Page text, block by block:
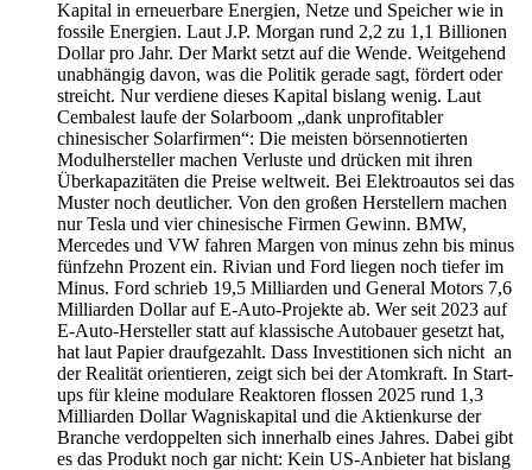
Kapital in erneuerbare Energien, Netze und Speicher wie in
fossile Energien. Laut J.P. Morgan rund 2,2 zu 1,1 Billionen
Dollar pro Jahr. Der Markt setzt auf die Wende. Weitgehend
unabhängig davon, was die Politik gerade sagt, fördert oder
streicht. Nur verdiene dieses Kapital bislang wenig. Laut
Cembalest laufe der Solarboom „dank unprofitabler
chinesischer Solarfirmen“: Die meisten börsennotierten
Modulhersteller machen Verluste und drücken mit ihren
Überkapazitäten die Preise weltweit. Bei Elektroautos sei das
Muster noch deutlicher. Von den großen Herstellern machen
nur Tesla und vier chinesische Firmen Gewinn. BMW,
Mercedes und VW fahren Margen von minus zehn bis minus
fünfzehn Prozent ein. Rivian und Ford liegen noch tiefer im
Minus. Ford schrieb 19,5 Milliarden und General Motors 7,6
Milliarden Dollar auf E-Auto-Projekte ab. Wer seit 2023 auf
E-Auto-Hersteller statt auf klassische Autobauer gesetzt hat,
hat laut Papier draufgezahlt. Dass Investitionen sich nicht an
der Realität orientieren, zeigt sich bei der Atomkraft. In Start-
ups für kleine modulare Reaktoren flossen 2025 rund 1,3
Milliarden Dollar Wagniskapital und die Aktienkurse der
Branche verdoppelten sich innerhalb eines Jahres. Dabei gibt
es das Produkt noch gar nicht: Kein US-Anbieter hat bislang